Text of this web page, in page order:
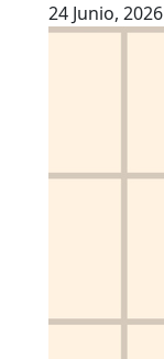
24 Junio, 2026